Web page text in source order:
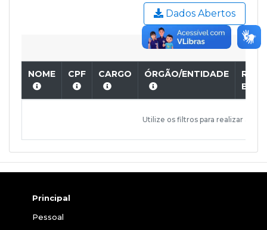
Dados Abertos
NOME CPF CARGO ÓRGÃO/ENTIDADE
Utilize os filtros para realizar a
Principal
Pessoal